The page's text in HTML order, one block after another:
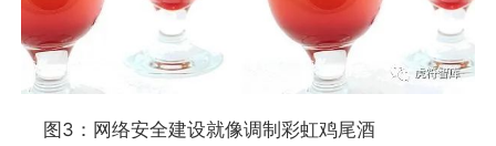
图3：网络安全建设就像调制彩虹鸡尾酒